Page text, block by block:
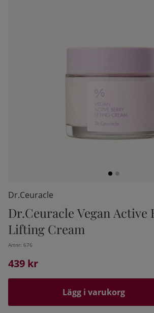
Dr.Ceuracle
Dr.Ceuracle Vegan Active
Lifting Cream
Artnr: 676
439 kr
Lägg i varukorg